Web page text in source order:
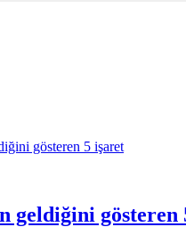
geldiğini gösteren